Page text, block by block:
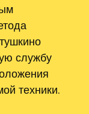
службу
техники.